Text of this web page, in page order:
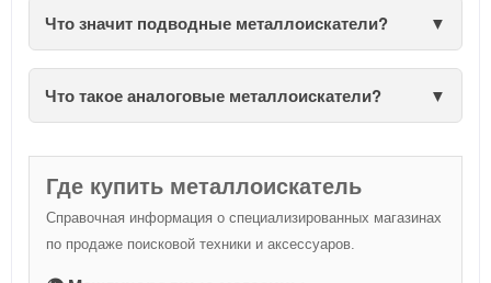
Что значит подводные металлоискатели?
Что такое аналоговые металлоискатели?
Где купить металлоискатель
Справочная информация о специализированных магазинах
по продаже поисковой техники и аксессуаров.